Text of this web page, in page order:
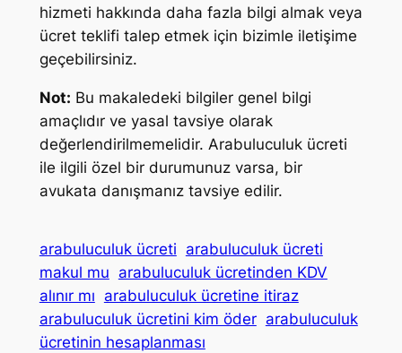
hizmeti hakkında daha fazla bilgi almak veya
ücret teklifi talep etmek için bizimle iletişime
geçebilirsiniz.
Not: Bu makaledeki bilgiler genel bilgi
amaçlıdır ve yasal tavsiye olarak
değerlendirilmemelidir. Arabuluculuk ücreti
ile ilgili özel bir durumunuz varsa, bir
avukata danışmanız tavsiye edilir.
arabuluculuk ücreti arabuluculuk ücreti
makul mu arabuluculuk ücretinden KDV
alınır mı arabuluculuk ücretine itiraz
arabuluculuk ücretini kim öder arabuluculuk
ücretinin hesaplanması